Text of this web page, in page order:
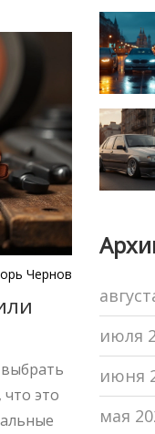
Чернов
это
июля
июня
мая